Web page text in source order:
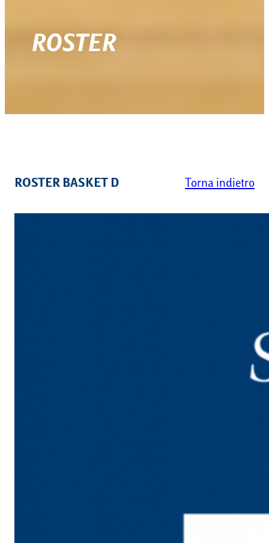
ROSTER
ROSTER BASKET D Torna indietro